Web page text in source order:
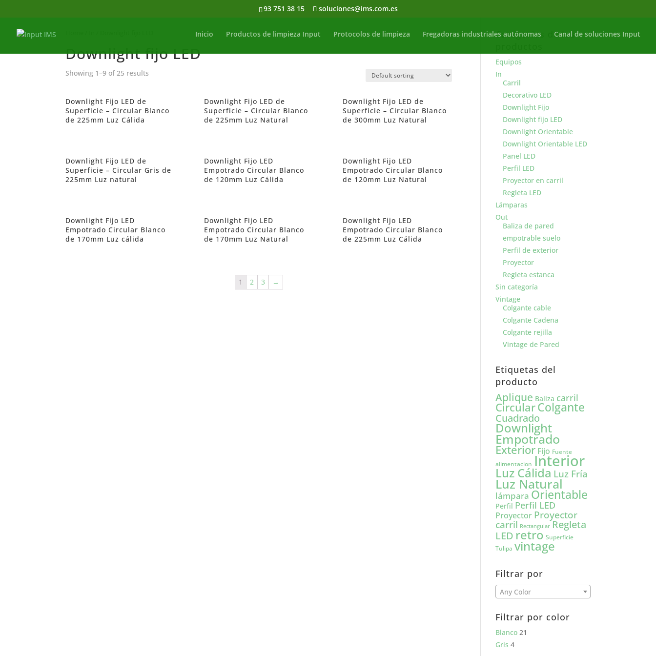
93 751 38 15 soluciones@ims.com.es
Inicio Productos de limpieza Input Protocolos de limpieza Fregadoras industriales autónomas Canal de soluciones Input
Downlight fijo LED
Showing 1–9 of 25 results
Downlight Fijo LED de
Superficie – Circular Blanco
de 225mm Luz Cálida
Downlight Fijo LED de
Superficie – Circular Blanco
de 225mm Luz Natural
Downlight Fijo LED de
Superficie – Circular Blanco
de 300mm Luz Natural
Downlight Fijo LED de
Superficie – Circular Gris de
225mm Luz natural
Downlight Fijo LED
Empotrado Circular Blanco
de 120mm Luz Cálida
Downlight Fijo LED
Empotrado Circular Blanco
de 120mm Luz Natural
Downlight Fijo LED
Empotrado Circular Blanco
de 170mm Luz cálida
Downlight Fijo LED
Empotrado Circular Blanco
de 170mm Luz Natural
Downlight Fijo LED
Empotrado Circular Blanco
de 225mm Luz Cálida
1 2 3 →
Categorías de los
Equipos
In
Carril
Decorativo LED
Downlight Fijo
Downlight fijo LED
Downlight Orientable
Downlight Orientable LED
Panel LED
Perfil LED
Proyector en carril
Regleta LED
Lámparas
Out
Baliza de pared
empotrable suelo
Perfil de exterior
Proyector
Regleta estanca
Sin categoría
Vintage
Colgante cable
Colgante Cadena
Colgante rejilla
Vintage de Pared
Etiquetas del
producto
Aplique Baliza carril
CircularColgante
Cuadrado
Downlight
Empotrado
Exterior Fijo Fuente
alimentacion Interior
Luz Cálida Luz Fría
Luz Natural
lámpara Orientable
Perfil Perfil LED
Proyector Proyector
carril Rectangular Regleta
LED retro Superficie
Tulipa vintage
Filtrar por
Any Color
Filtrar por color
Blanco 21
Gris 4